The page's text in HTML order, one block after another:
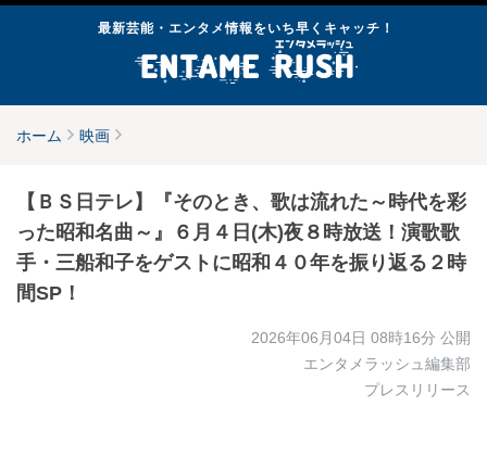
最新芸能・エンタメ情報をいち早くキャッチ！
ホーム 映画
【ＢＳ日テレ】『そのとき、歌は流れた～時代を彩
った昭和名曲～』６月４日(木)夜８時放送！演歌歌
手・三船和子をゲストに昭和４０年を振り返る２時
間SP！
2026年06月04日 08時16分 公開
エンタメラッシュ編集部
プレスリリース